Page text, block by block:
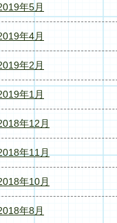
年5月
年4月
年2月
年1月
年12月
年11月
年10月
年8月